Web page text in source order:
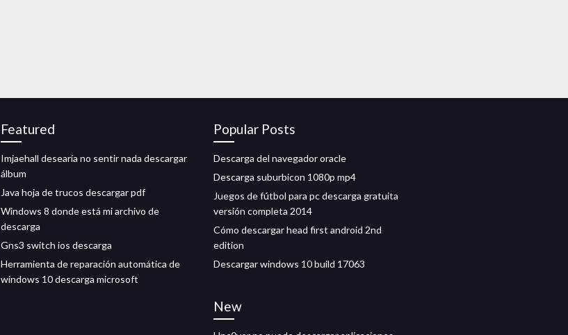
Featured
Imjaehall desearía no sentir nada descargar
álbum
Java hoja de trucos descargar pdf
Windows 8 donde está mi archivo de
descarga
Gns3 switch ios descarga
Herramienta de reparación automática de
windows 10 descarga microsoft
Popular Posts
Descarga del navegador oracle
Descarga suburbicon 1080p mp4
Juegos de fútbol para pc descarga gratuita
versión completa 2014
Cómo descargar head first android 2nd
edition
Descargar windows 10 build 17063
New